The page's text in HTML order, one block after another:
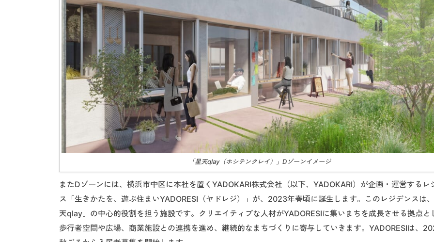
「星天qlay（ホシテンクレイ）」Dゾーンイメージ
またDゾーンには、横浜市中区に本社を置くYADOKARI株式会社（以下、YADOKARI）が企画・運営するレ
ス「生きかたを、遊ぶ住まいYADORESI（ヤドレジ）」が、2023年春頃に誕生します。このレジデンスは
天qlay」の中心的役割を担う施設です。クリエイティブな人材がYADORESIに集いまちを成長させる拠点と
歩行者空間や広場、商業施設との連携を進め、継続的なまちづくりに寄与していきます。YADORESIは、